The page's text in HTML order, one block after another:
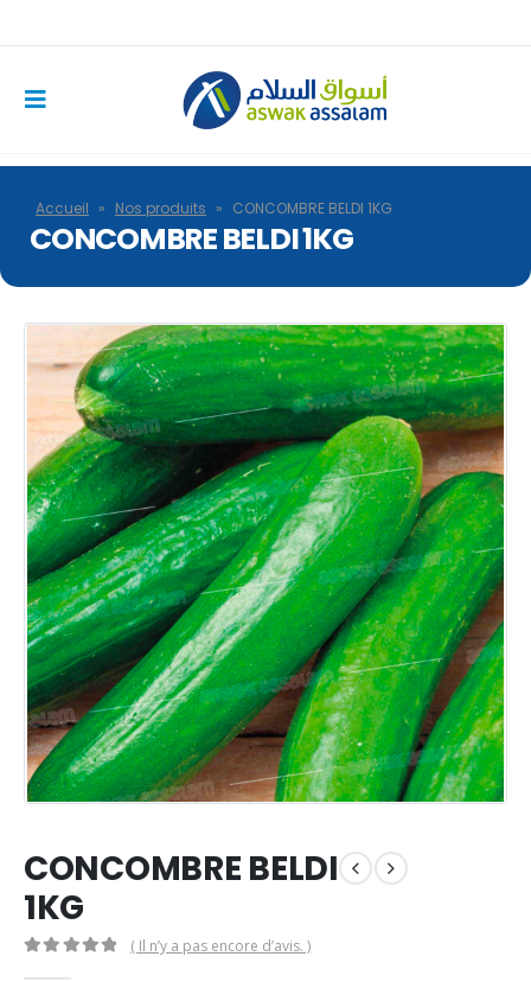
Accueil » Nos produits » CONCOMBRE BELDI 1KG
CONCOMBRE BELDI 1KG
CONCOMBRE BELDI
1KG
( Il n’y a pas encore d’avis. )